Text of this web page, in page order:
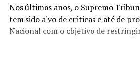
Nos últimos anos, o Supremo
tem sido alvo de críticas e até de
Nacional com o objetivo de